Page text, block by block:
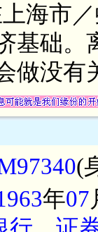
海市
基础。
做没有
(
年07